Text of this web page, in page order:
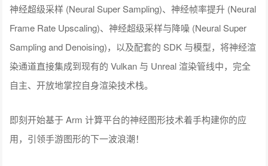
神经超级采样 (Neural Super Sampling)、神经帧率提升 (Neural
Frame Rate Upscaling)、神经超级采样与降噪 (Neural Super
Sampling and Denoising)，以及配套的 SDK 与模型，将神经渲
染通道直接集成到现有的 Vulkan 与 Unreal 渲染管线中，完全
自主、开放地掌控自身渲染技术栈。
即刻开始基于 Arm 计算平台的神经图形技术着手构建你的应
用，引领手游图形的下一波浪潮！